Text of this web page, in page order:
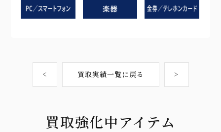
< 買取実績一覧に戻る >
買取強化中アイテム